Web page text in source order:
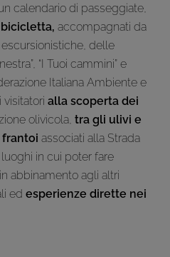
calendario di passeggiate,
bicicletta,accompagnati da
delle
“I Tuoi cammini” e
Italiana Ambiente e
visitatorialla scoperta dei
olivicola,tra gli ulivi e
frantoiassociati alla Strada
luoghi in cui poter fare
abbinamento agli altri
ed esperienze dirette nei